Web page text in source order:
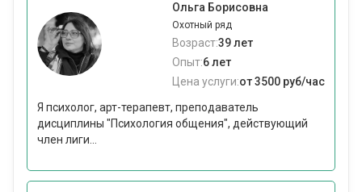
Ольга Борисовна
Охотный ряд
Возраст:39 лет
Опыт:6 лет
Цена услуги:от 3500 руб/час
Я психолог, арт-терапевт, преподаватель
дисциплины "Психология общения", действующий
член лиги...